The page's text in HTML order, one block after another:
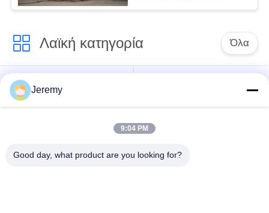
Λαϊκή κατηγορία Όλα
Γραμμή παραγωγής
OSB
παραγωγής
Προγράμματα
μηχανικής εγγράφου
Jeremy
9:04 PM
Good day, what product are you looking for?